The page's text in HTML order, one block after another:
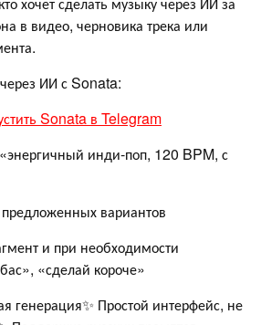
в видео, черновика трека или
ИИ с Sonata:
Sonata в Telegram
инди-поп, 120 BPM, с
вариантов
и при необходимости
«сделай короче»
генерация✨ Простой интерфейс, не